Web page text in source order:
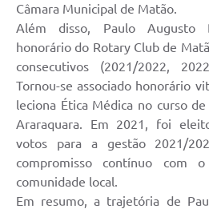
Câmara Municipal de Matão.
Além disso, Paulo Augusto
honorário do Rotary Club de
consecutivos (2021/2022,
Tornou-se associado honorário
leciona Ética Médica no curso
Araraquara. Em 2021, foi
votos para a gestão 2021/
compromisso contínuo com
comunidade local.
Em resumo, a trajetória de